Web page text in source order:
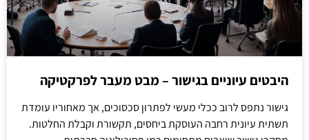
היבטים עיוניים בגישור – מבט מעבר לפרקטיקה
גישור נתפס לרוב ככלי מעשי לפתרון סכסוכים, אך מאחוריו עומדת
תשתית עיונית רחבה העוסקת ביחסים, תקשורת וקבלת החלטות.